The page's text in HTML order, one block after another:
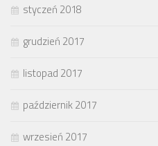
styczeń 2018
grudzień 2017
listopad 2017
październik 2017
wrzesień 2017